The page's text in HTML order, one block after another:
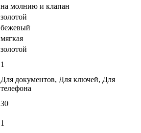
на молнию и клапан
золотой
бежевый
мягкая
золотой
1
Для документов, Для ключей, Для
телефона
30
1